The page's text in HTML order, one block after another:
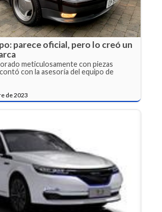
parece oficial, pero lo creó un
meticulosamente con piezas
con la asesoría del equipo de
de 2023